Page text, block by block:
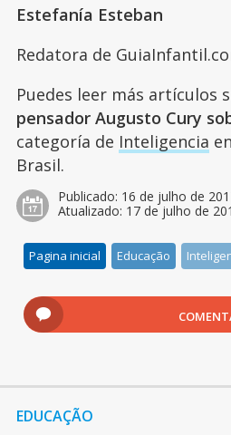
Estefanía Esteban
Redatora de
Puedes leer más artículos
pensador Augusto Cury
categoría de Inteligencia
Brasil.
Publicado: 16 de julho de
Atualizado: 17 de julho de
Pagina inicial Educação
EDUCAÇÃO